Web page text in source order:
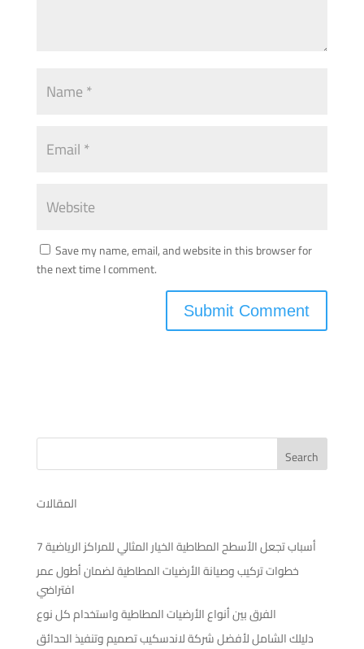
Save my name, email, and website in this browser for
the next time I comment.
Search
المقالات
7 أسباب تجعل الأسطح المطاطية الخيار المثالي للمراكز الرياضية
خطوات تركيب وصيانة الأرضيات المطاطية لضمان أطول عمر
افتراضي
الفرق بين أنواع الأرضيات المطاطية واستخدام كل نوع
دليلك الشامل لأفضل شركة لاندسكيب تصميم وتنفيذ الحدائق